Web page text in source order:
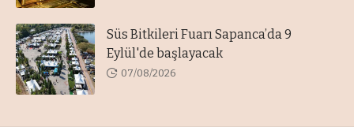
Süs Bitkileri Fuarı Sapanca’da 9
Eylül'de başlayacak
07/08/2026